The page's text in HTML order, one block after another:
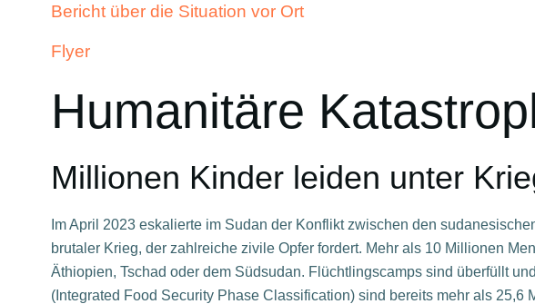
Bericht über die Situation vor Ort
Flyer
Humanitäre
Millionen Kinder leiden unter
Im April 2023 eskalierte im Sudan der Konflikt zwischen den
brutaler Krieg, der zahlreiche zivile Opfer fordert. Mehr als 10 Millionen
Äthiopien, Tschad oder dem Südsudan. Flüchtlingscamps sind überfüllt
(Integrated Food Security Phase Classification) sind bereits mehr als